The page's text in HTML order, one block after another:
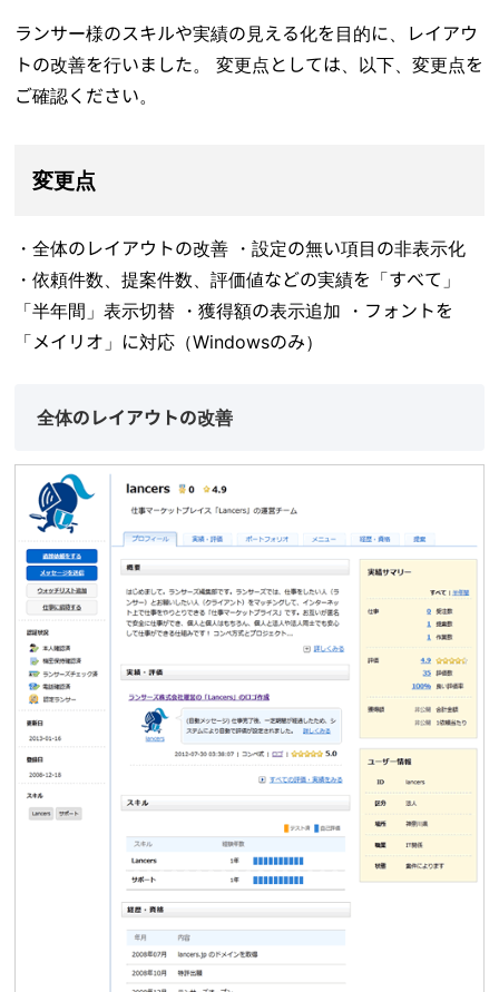
ランサー様のスキルや実績の見える化を目的に、レイアウ
トの改善を行いました。 変更点としては、以下、変更点を
ご確認ください。
変更点
・全体のレイアウトの改善 ・設定の無い項目の非表示化
・依頼件数、提案件数、評価値などの実績を「すべて」
「半年間」表示切替 ・獲得額の表示追加 ・フォントを
「メイリオ」に対応（Windowsのみ）
全体のレイアウトの改善